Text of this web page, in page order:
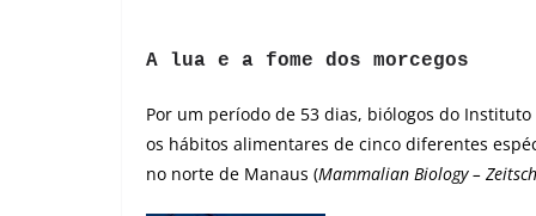
A lua e a fome dos morcegos
Por um período de 53 dias, biólogos do
os hábitos alimentares de cinco diferentes
no norte de Manaus (Mammalian Biology –